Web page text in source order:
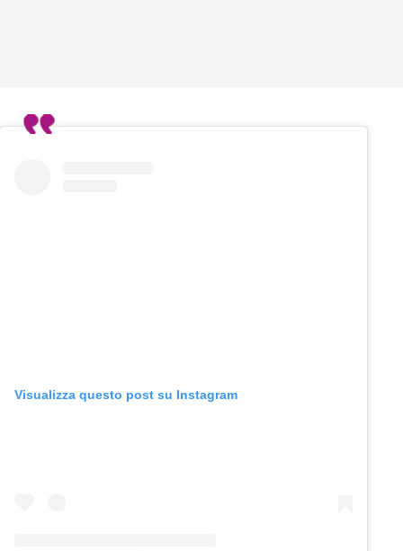
Visualizza questo post su Instagram